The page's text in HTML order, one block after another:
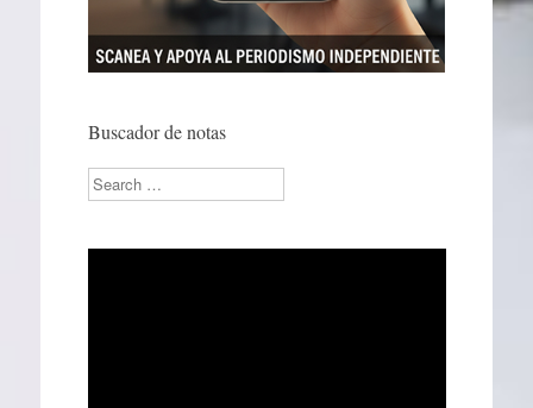
Buscador de notas
Search